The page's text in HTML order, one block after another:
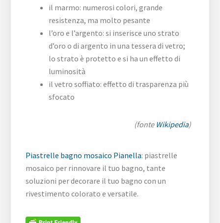
il marmo: numerosi colori, grande
resistenza, ma molto pesante
l’oro e l’argento: si inserisce uno strato
d’oro o di argento in una tessera di vetro;
lo strato è protetto e si ha un effetto di
luminosità
il vetro soffiato: effetto di trasparenza più
sfocato
(fonte Wikipedia)
Piastrelle bagno mosaico Pianella: piastrelle
mosaico per rinnovare il tuo bagno, tante
soluzioni per decorare il tuo bagno con un
rivestimento colorato e versatile.